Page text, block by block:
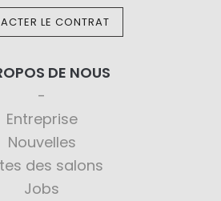
LE CONTRAT
DE NOUS
Entreprise
Nouvelles
des salons
Jobs